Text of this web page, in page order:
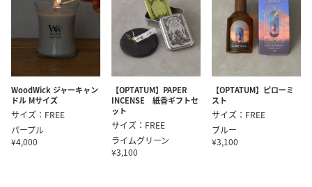
WoodWick ジャーキャン
ドル Mサイズ
サイズ：FREE
パープル
¥4,000
【OPTATUM】PAPER
INCENSE 紙香ギフトセ
ット
サイズ：FREE
ライムグリーン
¥3,100
【OPTATUM】ピローミ
スト
サイズ：FREE
ブルー
¥3,100